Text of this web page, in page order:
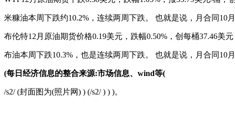
米糠油本周下跌约10.2%，连续两周下跌。 也就是说，月合同10
布伦特12月原油期货价格0.19美元，跌幅0.50%，创每桶37.46美
布油本周下跌10.3%，也是连续两周下跌。 也就是说，月合同10
(每日经济信息的整合来源:市场信息、wind等(
/s2/ (封面图为(照片网) ) (/s2/ ) ) )。